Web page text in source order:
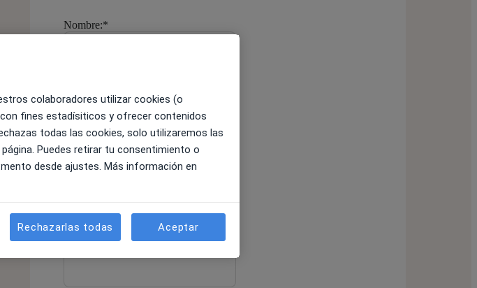
Nombre:*
Apellido:*
Correo electrónico:*
Número de móvil/WhatsApp
colaboradores utilizar cookies (o
fines estadísiticos y ofrecer contenidos
todas las cookies, solo utilizaremos las
Puedes retirar tu consentimiento o
desde ajustes. Más información en
Rechazarlas todas Aceptar